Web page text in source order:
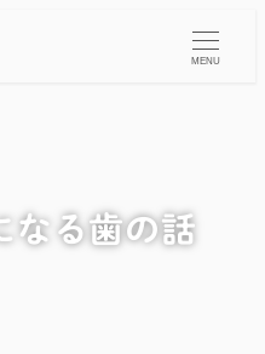
MENU
なる歯の話